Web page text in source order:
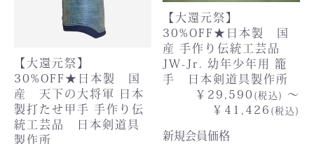
【大還元祭】
30%OFF★日本製 国
産 天下の大将軍 日本
製打たせ甲手 手作り伝
統工芸品 日本剣道具
製作所
【大還元祭】
30%OFF★日本製 国
産 手作り伝統工芸品
JW-Jr. 幼年少年用 籠
手 日本剣道具製作所
￥29,590 (税込) ～
￥41,426 (税込)
新規会員価格